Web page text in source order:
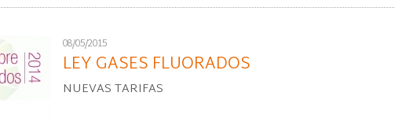
08/05/2015
LEY GASES FLUORADOS
NUEVAS TARIFAS